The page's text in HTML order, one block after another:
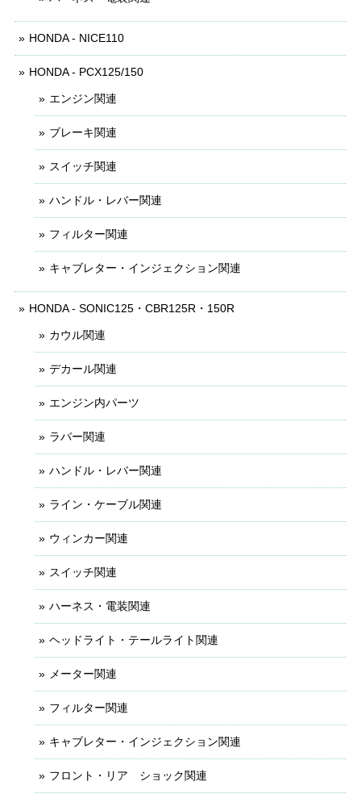
HONDA - NICE110
HONDA - PCX125/150
エンジン関連
ブレーキ関連
スイッチ関連
ハンドル・レバー関連
フィルター関連
キャブレター・インジェクション関連
HONDA - SONIC125・CBR125R・150R
カウル関連
デカール関連
エンジン内パーツ
ラバー関連
ハンドル・レバー関連
ライン・ケーブル関連
ウィンカー関連
スイッチ関連
ハーネス・電装関連
ヘッドライト・テールライト関連
メーター関連
フィルター関連
キャブレター・インジェクション関連
フロント・リア ショック関連